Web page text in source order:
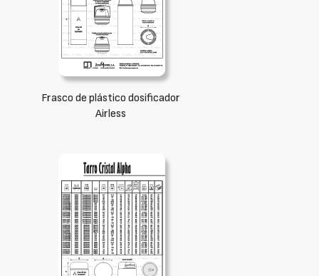
Frasco de plástico dosificador
Airless